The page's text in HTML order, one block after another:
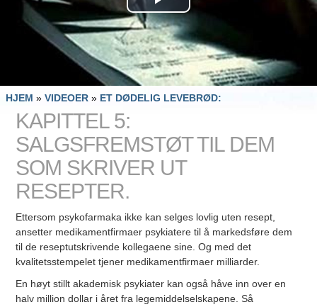
Play
Video
HJEM » VIDEOER » ET DØDELIG LEVEBRØD:
KAPITTEL 5:
SALGSFREMSTØT TIL DEM
SOM SKRIVER UT
RESEPTER.
Ettersom psykofarmaka ikke kan selges lovlig uten resept,
ansetter medikamentfirmaer psykiatere til å markedsføre dem
til de reseptutskrivende kollegaene sine. Og med det
kvalitetsstempelet tjener medikamentfirmaer milliarder.
En høyt stillt akademisk psykiater kan også håve inn over en
halv million dollar i året fra legemiddelselskapene. Så